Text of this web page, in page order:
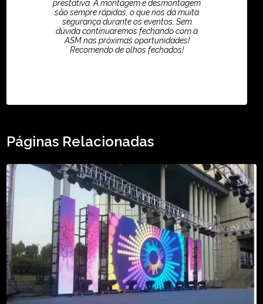
prestativa. A montagem e desmontagem
são sempre rápidas, o que nos dá muita
segurança durante os eventos. Sem
dúvida continuaremos fechando com a
ASM nas próximas oportunidades!
Recomendo de olhos fechados!
Páginas Relacionadas